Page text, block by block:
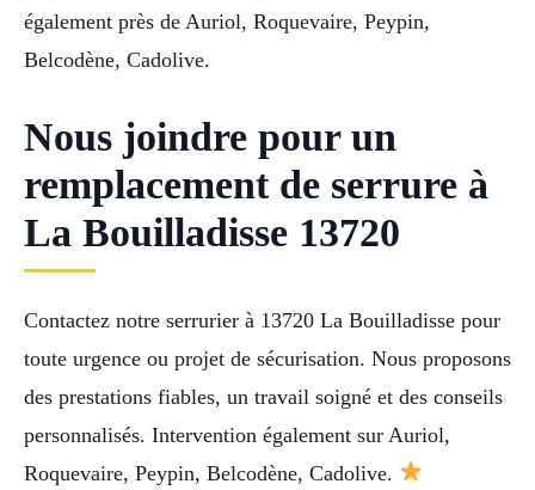
également près de Auriol, Roquevaire, Peypin,
Belcodène, Cadolive.
Nous joindre pour un
remplacement de serrure à
La Bouilladisse 13720
Contactez notre serrurier à 13720 La Bouilladisse pour
toute urgence ou projet de sécurisation. Nous proposons
des prestations fiables, un travail soigné et des conseils
personnalisés. Intervention également sur Auriol,
Roquevaire, Peypin, Belcodène, Cadolive.